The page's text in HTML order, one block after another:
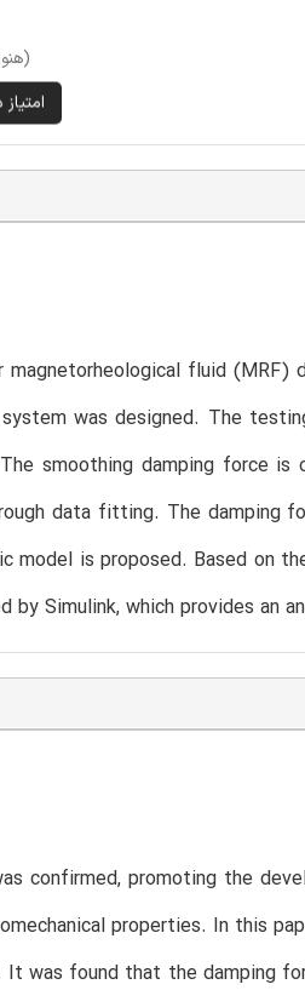
fluid (MRF)
was designed. The
smoothing damping force
data fitting. The damping
model is proposed. Based on
by Simulink, which provides an
confirmed, promoting the
properties. In this
was found that the damping